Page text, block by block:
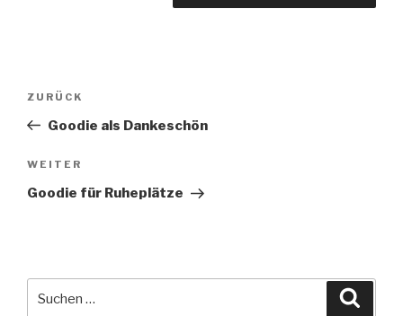
Beitragsnavigation
Vorheriger
Beitrag
ZURÜCK
Goodie als Dankeschön
Nächster
Beitrag
WEITER
Goodie für Ruheplätze